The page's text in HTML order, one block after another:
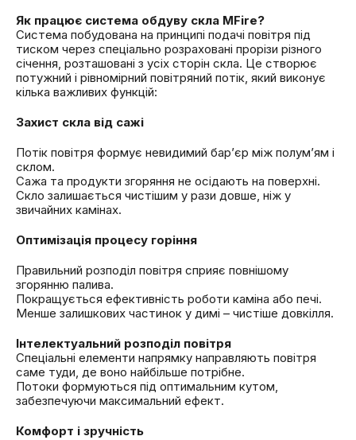
Як працює система обдуву скла MFire?
Система побудована на принципі подачі повітря під
тиском через спеціально розраховані прорізи різного
січення, розташовані з усіх сторін скла. Це створює
потужний і рівномірний повітряний потік, який виконує
кілька важливих функцій:
Захист скла від сажі
Потік повітря формує невидимий бар’єр між полум’ям і
склом.
Сажа та продукти згоряння не осідають на поверхні.
Скло залишається чистішим у рази довше, ніж у
звичайних камінах.
Оптимізація процесу горіння
Правильний розподіл повітря сприяє повнішому
згорянню палива.
Покращується ефективність роботи каміна або печі.
Менше залишкових частинок у димі – чистіше довкілля.
Інтелектуальний розподіл повітря
Спеціальні елементи напрямку направляють повітря
саме туди, де воно найбільше потрібне.
Потоки формуються під оптимальним кутом,
забезпечуючи максимальний ефект.
Комфорт і зручність